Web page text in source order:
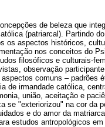
de beleza que
(patriarcal). Partindo
os aspectos históricos,
nos conceitos do
filosóficos e culturais-
observação
comuns – padrões
irmandade católica,
união, aceitação e
se "exteriorizou" na cor da
e do amor da
estudos antropológicos em